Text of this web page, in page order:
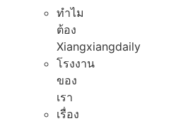
ทําไม
ต้อง
Xiangxiangdaily
โรงงาน
ของ
เรา
เรื่อง